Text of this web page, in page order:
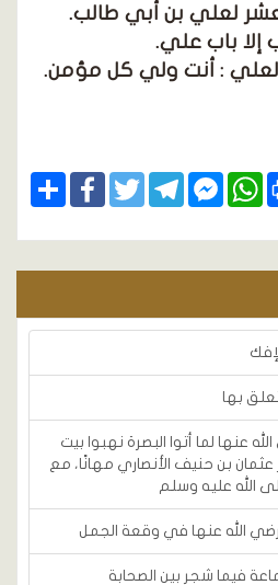
Share
FacebookTwitterTelegramFacebook
Messenger
WhatsApp
بها
عنها لما أتوا البصرة نهبوا بيت
عثمان بن حنيف الأنصاري مهانًا، مع
الله عليه وسلم
الله عنها في وقعة الجمل
فيما شجر بين الصحابة